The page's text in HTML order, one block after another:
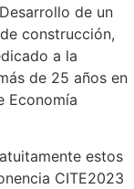
de un
construcción,
a la
de 25 años en
Economía
estos
CITE2023